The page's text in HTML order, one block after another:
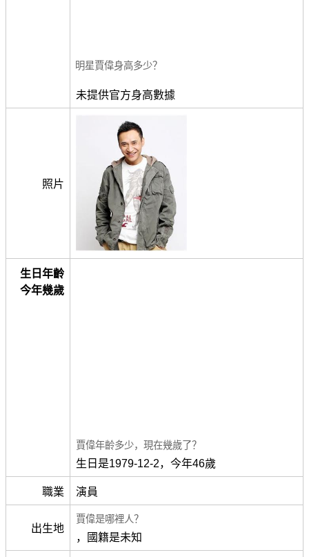
明星賈偉身高多少？
未提供官方身高數據
照片
生日年齡
今年幾歲
賈偉年齡多少，現在幾歲了？
生日是1979-12-2，今年46歲
職業 演員
出生地
賈偉是哪裡人？
，國籍是未知